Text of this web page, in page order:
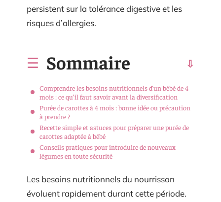
persistent sur la tolérance digestive et les
risques d’allergies.
Sommaire
Comprendre les besoins nutritionnels d’un bébé de 4
mois : ce qu’il faut savoir avant la diversification
Purée de carottes à 4 mois : bonne idée ou précaution
à prendre ?
Recette simple et astuces pour préparer une purée de
carottes adaptée à bébé
Conseils pratiques pour introduire de nouveaux
légumes en toute sécurité
Les besoins nutritionnels du nourrisson
évoluent rapidement durant cette période.